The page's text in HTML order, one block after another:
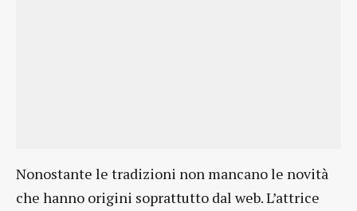
Nonostante le tradizioni non mancano le novità
che hanno origini soprattutto dal web. L’attrice